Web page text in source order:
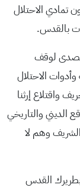
تمادي الاحتلال
بالقدس.
لوقف
وأدوات الاحتلال
واقتلاع إرثنا
الديني والتاريخي
وهم لا
القدس